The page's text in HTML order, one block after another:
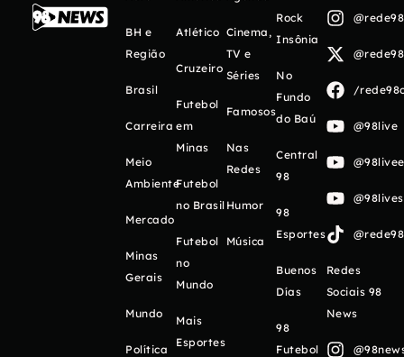
BH e
Região
Brasil
Carreira
Meio
Ambiente
Mercado
Minas
Gerais
Mundo
Política
Atlético
Cruzeiro
Futebol
em
Minas
Futebol
no Brasil
Futebol
no
Mundo
Mais
Esportes
Cinema,
TV e
Séries
Famosos
Nas
Redes
Humor
Música
Rock
Insônia
No
Fundo
do Baú
Central
98
98
Esportes
Buenos
Días
98
Futebol
/
@98live
Redes
Sociais 98
News